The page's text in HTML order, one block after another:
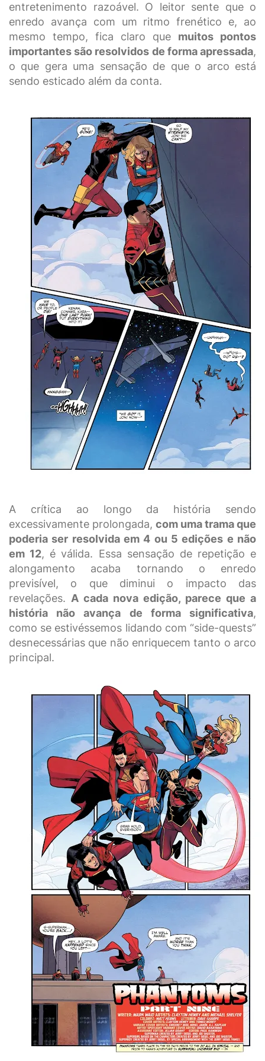
entretenimento razoável. O leitor sente que o
enredo avança com um ritmo frenético e, ao
mesmo tempo, fica claro que muitos pontos
importantes são resolvidos de forma apressada,
o que gera uma sensação de que o arco está
sendo esticado além da conta.
A crítica ao longo da história sendo
excessivamente prolongada, com uma trama que
poderia ser resolvida em 4 ou 5 edições e não
em 12, é válida. Essa sensação de repetição e
alongamento acaba tornando o enredo
previsível, o que diminui o impacto das
revelações. A cada nova edição, parece que a
história não avança de forma significativa,
como se estivéssemos lidando com “side-quests”
desnecessárias que não enriquecem tanto o arco
principal.